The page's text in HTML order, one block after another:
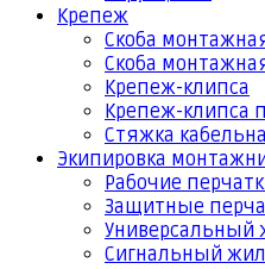
Крепеж
Скоба
Скоба
Крепеж-клипса
Крепеж-клипса
Стяжка
Экипировка
Рабочие
Защитные
Универсальный
Сигнальный